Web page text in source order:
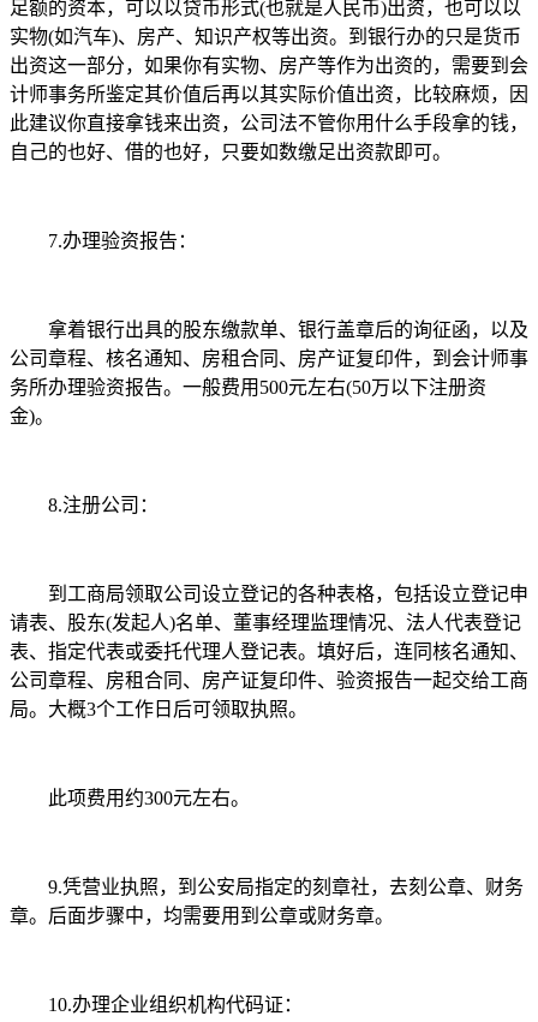
足额的资本，可以以贷币形式(也就是人民币)出资，也可以以
实物(如汽车)、房产、知识产权等出资。到银行办的只是货币
出资这一部分，如果你有实物、房产等作为出资的，需要到会
计师事务所鉴定其价值后再以其实际价值出资，比较麻烦，因
此建议你直接拿钱来出资，公司法不管你用什么手段拿的钱，
自己的也好、借的也好，只要如数缴足出资款即可。
7.办理验资报告：
拿着银行出具的股东缴款单、银行盖章后的询征函，以及
公司章程、核名通知、房租合同、房产证复印件，到会计师事
务所办理验资报告。一般费用500元左右(50万以下注册资
金)。
8.注册公司：
到工商局领取公司设立登记的各种表格，包括设立登记申
请表、股东(发起人)名单、董事经理监理情况、法人代表登记
表、指定代表或委托代理人登记表。填好后，连同核名通知、
公司章程、房租合同、房产证复印件、验资报告一起交给工商
局。大概3个工作日后可领取执照。
此项费用约300元左右。
9.凭营业执照，到公安局指定的刻章社，去刻公章、财务
章。后面步骤中，均需要用到公章或财务章。
10.办理企业组织机构代码证：